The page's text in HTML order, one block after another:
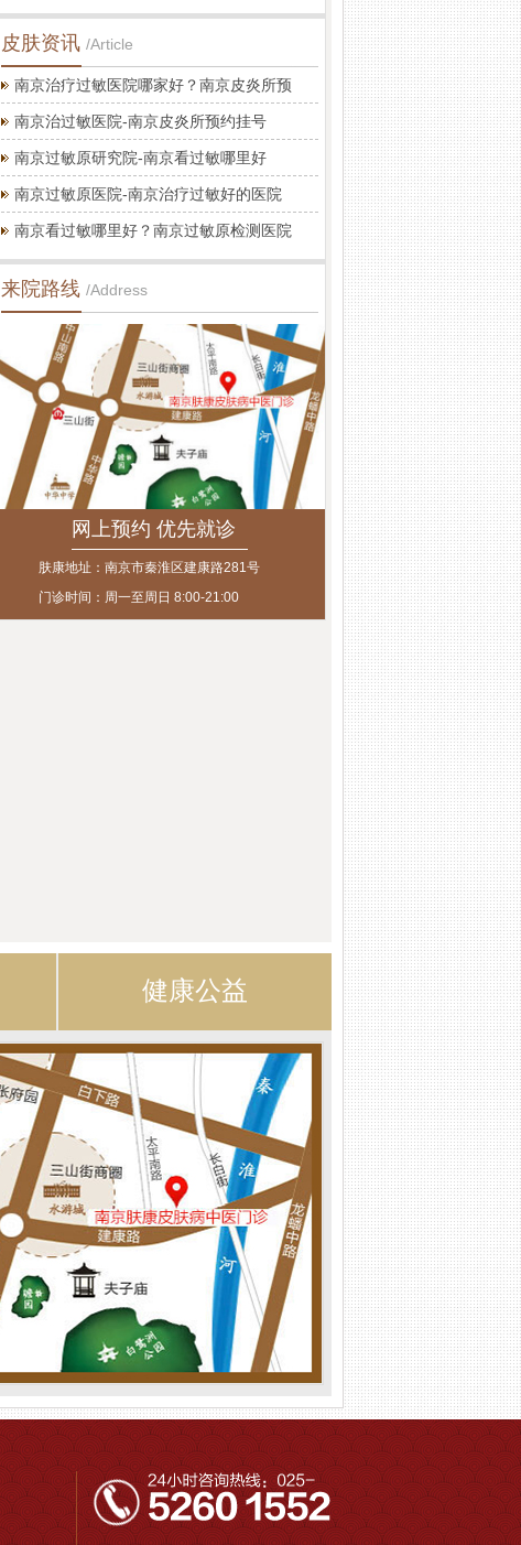
皮肤资讯 /Article
南京治疗过敏医院哪家好？南京皮炎所预
南京治过敏医院-南京皮炎所预约挂号
南京过敏原研究院-南京看过敏哪里好
南京过敏原医院-南京治疗过敏好的医院
南京看过敏哪里好？南京过敏原检测医院
来院路线 /Address
网上预约 优先就诊
肤康地址：南京市秦淮区建康路281号
门诊时间：周一至周日 8:00-21:00
健康公益